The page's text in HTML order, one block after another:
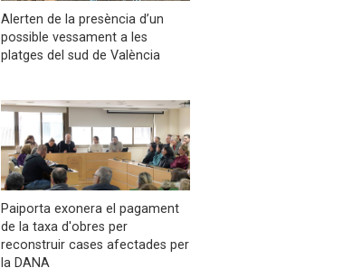
Alerten de la presència d’un
possible vessament a les
platges del sud de València
Paiporta exonera el pagament
de la taxa d'obres per
reconstruir cases afectades per
la DANA